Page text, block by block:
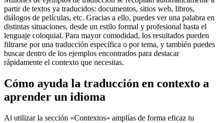
partir de textos ya traducidos: documentos, sitios web, libros,
diálogos de películas, etc. Gracias a ello, puedes ver una palabra en
distintas situaciones, desde un estilo formal y profesional hasta el
lenguaje coloquial. Para mayor comodidad, los resultados pueden
filtrarse por una traducción específica o por tema, y también puedes
buscar dentro de los ejemplos encontrados para destacar
rápidamente el contexto que necesitas.
Cómo ayuda la traducción en contexto a
aprender un idioma
Al utilizar la sección «Contextos» amplías de forma eficaz tu